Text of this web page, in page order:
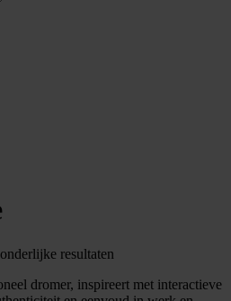
resultaten
dromer, inspireert met interactieve